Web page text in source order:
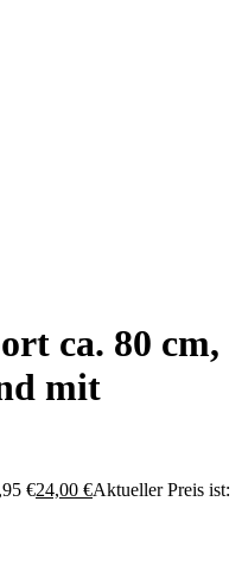
ca. 80 cm,
mit
€24,00 €Aktueller Preis ist: